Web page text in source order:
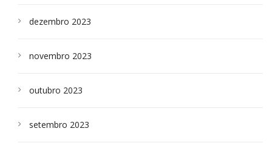
dezembro 2023
novembro 2023
outubro 2023
setembro 2023